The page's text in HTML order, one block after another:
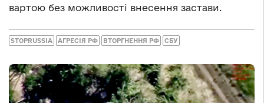
вартою без можливості внесення застави.
STOPRUSSIA АГРЕСІЯ РФ ВТОРГНЕННЯ РФ СБУ